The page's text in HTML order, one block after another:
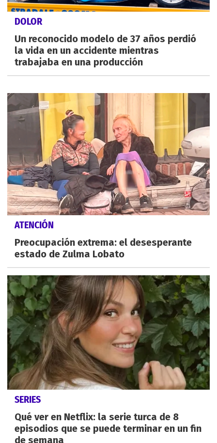
DOLOR
Un reconocido modelo de 37 años perdió
la vida en un accidente mientras
trabajaba en una producción
ATENCIÓN
Preocupación extrema: el desesperante
estado de Zulma Lobato
SERIES
Qué ver en Netflix: la serie turca de 8
episodios que se puede terminar en un fin
de semana